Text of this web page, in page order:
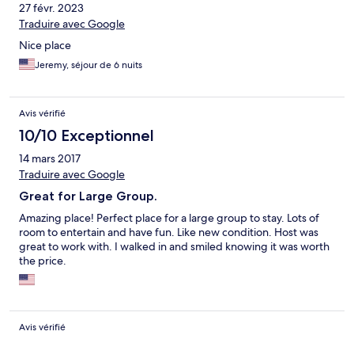
27 févr. 2023
Traduire avec Google
Nice place
Jeremy, séjour de 6 nuits
Avis vérifié
10/10 Exceptionnel
14 mars 2017
Traduire avec Google
Great for Large Group.
Amazing place! Perfect place for a large group to stay. Lots of
room to entertain and have fun. Like new condition. Host was
great to work with. I walked in and smiled knowing it was worth
the price.
Avis vérifié